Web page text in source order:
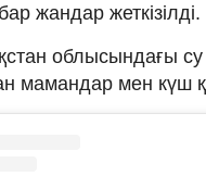
жандар жеткізілді.
облысындағы
мамандар мен